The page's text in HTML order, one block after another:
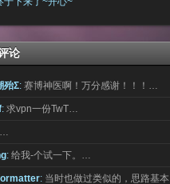
论
殆Σ: 赛博神医啊！万分感谢！！！…
: 求vpn一份TwT…
: 给我-个试一下。…
: 当时也做过类似的，思路基本